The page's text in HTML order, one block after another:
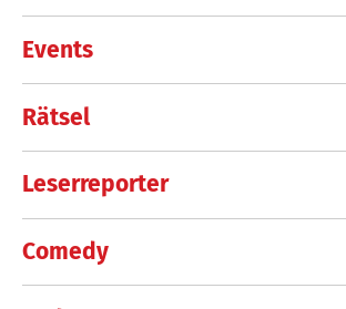
Events
Rätsel
Leserreporter
Comedy